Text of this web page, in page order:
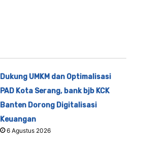
Dukung UMKM dan Optimalisasi
PAD Kota Serang, bank bjb KCK
Banten Dorong Digitalisasi
Keuangan
6 Agustus 2026